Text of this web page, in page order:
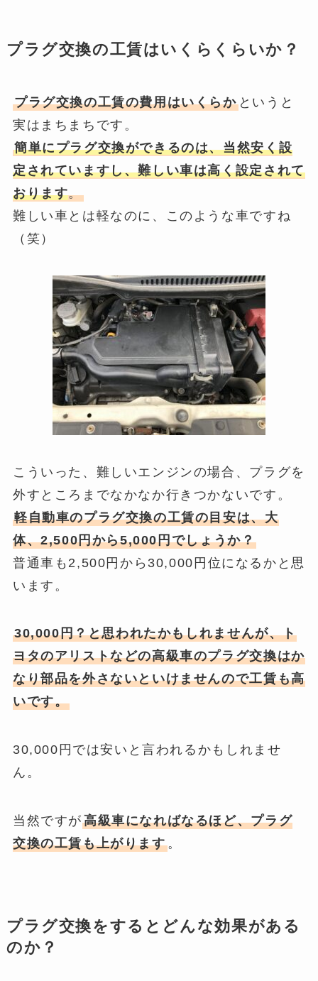
プラグ交換の工賃はいくらくらいか？
プラグ交換の工賃の費用はいくらかというと
実はまちまちです。
簡単にプラグ交換ができるのは、当然安く設
定されていますし、難しい車は高く設定されて
おります。
難しい車とは軽なのに、このような車ですね
（笑）
こういった、難しいエンジンの場合、プラグを
外すところまでなかなか行きつかないです。
軽自動車のプラグ交換の工賃の目安は、大
体、2,500円から5,000円でしょうか？
普通車も2,500円から30,000円位になるかと思
います。
30,000円？と思われたかもしれませんが、ト
ヨタのアリストなどの高級車のプラグ交換はか
なり部品を外さないといけませんので工賃も高
いです。
30,000円では安いと言われるかもしれませ
ん。
当然ですが高級車になればなるほど、プラグ
交換の工賃も上がります。
プラグ交換をするとどんな効果がある
のか？